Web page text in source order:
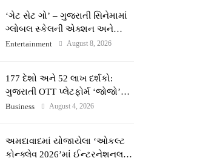
‘ગેટ સેટ ગો’ – ગુજરાતી સિનેમામાં
ગ્લોબલ સ્કેલની એક્શન અને
રોમાંચનો નવો અધ્યાય
Entertainment August 8, 2026
177 દેશો અને 52 લાખ દર્શકો:
ગુજરાતી OTT પ્લેટફોર્મ ‘જોજો’
(JOJO) નો વિશ્વભરમાં દબદબો
Business August 4, 2026
અમદાવાદમાં યોજાયેલા ‘ઓકલ્ટ
કોન્ક્લેવ 2026’માં ઈન્ટરનેશનલ